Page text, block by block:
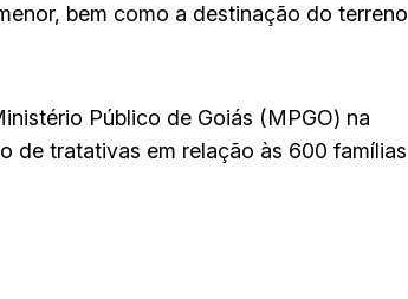
bem como a destinação do terreno
Público de Goiás (MPGO) na
de tratativas em relação às 600 famílias